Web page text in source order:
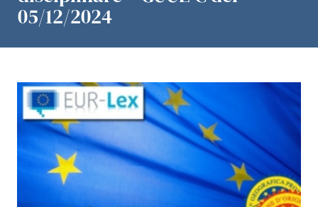
05/12/2024